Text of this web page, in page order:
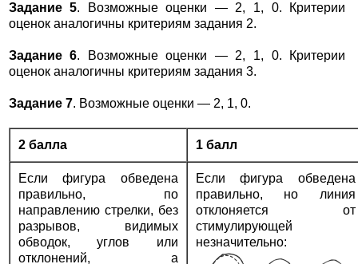
Задание 5. Возможные оценки — 2, 1, 0. Критерии
оценок аналогичны критериям задания 2.
Задание 6. Возможные оценки — 2, 1, 0. Критерии
оценок аналогичны критериям задания 3.
Задание 7. Возможные оценки — 2, 1, 0.
2 балла 1 балл
Если фигура обведена
правильно, по
направлению стрелки, без
разрывов, видимых
обводок, углов или
отклонений, а
Если фигура обведена
правильно, но линия
отклоняется от
стимулирующей
незначительно: